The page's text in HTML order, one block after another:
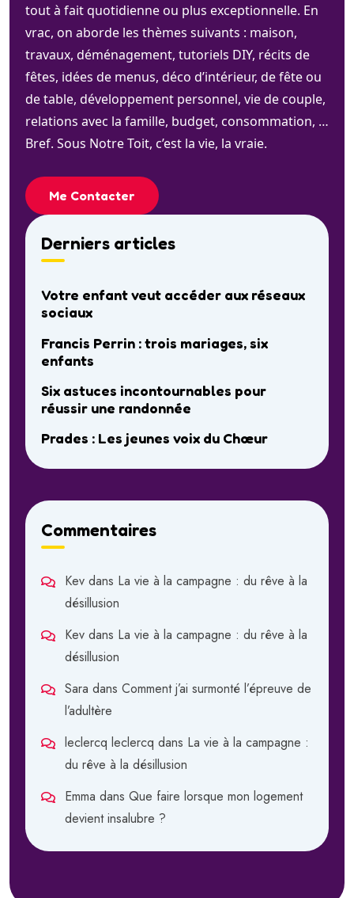
tout à fait quotidienne ou plus exceptionnelle. En
vrac, on aborde les thèmes suivants : maison,
travaux, déménagement, tutoriels DIY, récits de
fêtes, idées de menus, déco d’intérieur, de fête ou
de table, développement personnel, vie de couple,
relations avec la famille, budget, consommation, …
Bref. Sous Notre Toit, c’est la vie, la vraie.
Me Contacter
Derniers articles
Votre enfant veut accéder aux réseaux
sociaux
Francis Perrin : trois mariages, six
enfants
Six astuces incontournables pour
réussir une randonnée
Prades : Les jeunes voix du Chœur
Commentaires
Kev dans La vie à la campagne : du rêve à la
désillusion
Kev dans La vie à la campagne : du rêve à la
désillusion
Sara dans Comment j’ai surmonté l’épreuve de
l’adultère
leclercq leclercq dans La vie à la campagne :
du rêve à la désillusion
Emma dans Que faire lorsque mon logement
devient insalubre ?